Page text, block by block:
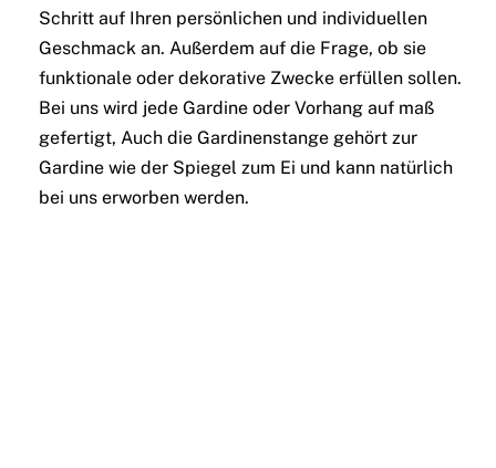
Schritt auf Ihren persönlichen und individuellen
Geschmack an. Außerdem auf die Frage, ob sie
funktionale oder dekorative Zwecke erfüllen sollen.
Bei uns wird jede Gardine oder Vorhang auf maß
gefertigt, Auch die Gardinenstange gehört zur
Gardine wie der Spiegel zum Ei und kann natürlich
bei uns erworben werden.